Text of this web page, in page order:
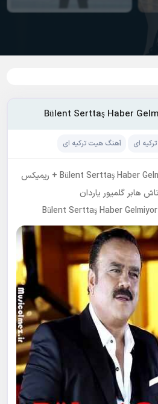
ای آهنگ هیت ترکیه ای
هابر گلمیور یاردان
Bülent Serttaş Haber